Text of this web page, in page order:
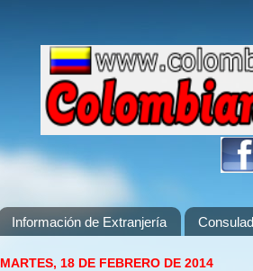
Información de Extranjería
MARTES, 18 DE FEBRERO DE 2014